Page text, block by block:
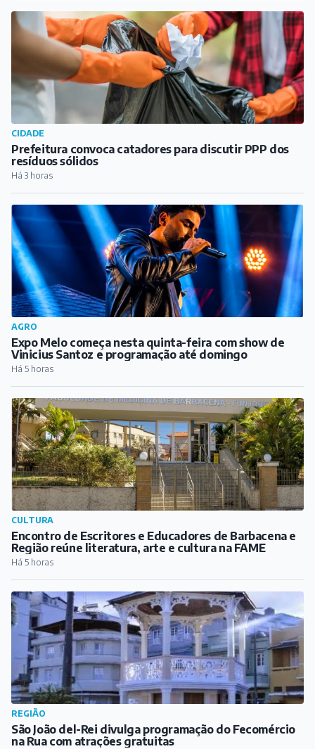
CIDADE
Prefeitura convoca catadores para discutir PPP dos
resíduos sólidos
Há 3 horas
AGRO
Expo Melo começa nesta quinta-feira com show de
Vinicius Santoz e programação até domingo
Há 5 horas
CULTURA
Encontro de Escritores e Educadores de Barbacena e
Região reúne literatura, arte e cultura na FAME
Há 5 horas
REGIÃO
São João del-Rei divulga programação do Fecomércio
na Rua com atrações gratuitas